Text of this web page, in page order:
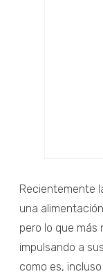
Recientemente
una
pero lo que más
impulsando a
como es,